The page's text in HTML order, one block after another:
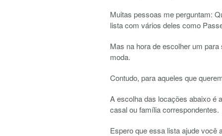
Muitas pessoas me perguntam:
lista com vários deles como
Mas na hora de escolher um
moda.
Contudo, para aqueles que
A escolha das locações abaixo é
casal ou família correspondentes.
Espero que essa lista ajude você